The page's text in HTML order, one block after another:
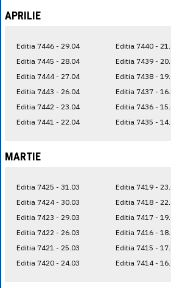
APRILIE
Editia 7446 - 29.04
Editia 7445 - 28.04
Editia 7444 - 27.04
Editia 7443 - 26.04
Editia 7442 - 23.04
Editia 7441 - 22.04
Editia 7440 -
Editia 7439 -
Editia 7438 -
Editia 7437 -
Editia 7436 -
Editia 7435 -
MARTIE
Editia 7425 - 31.03
Editia 7424 - 30.03
Editia 7423 - 29.03
Editia 7422 - 26.03
Editia 7421 - 25.03
Editia 7420 - 24.03
Editia 7419 -
Editia 7418 -
Editia 7417 -
Editia 7416 -
Editia 7415 -
Editia 7414 -